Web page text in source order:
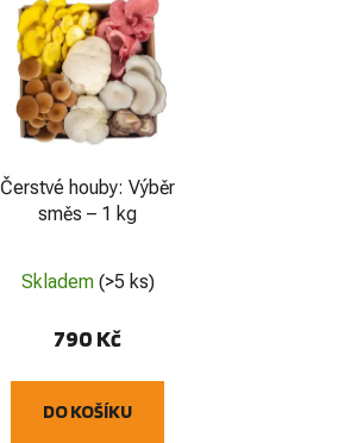
Čerstvé houby: Výběr
směs – 1 kg
Skladem (>5 ks)
790 Kč
DO KOŠÍKU